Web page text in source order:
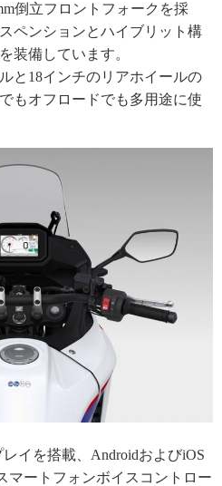
倒立フロントフォークを採
ペンションとハイブリット構
装備しています。
と18インチのリアホイールの
もオフロードでも多用途に使
イを搭載、AndroidおよびiOS
マートフォンボイスコントロー